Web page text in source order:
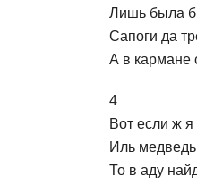
Лишь была
Сапоги да
А в кармане
4
Вот если ж я
Иль медведь
То в аду